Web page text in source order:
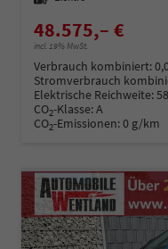
48.575,– €
incl. 19% MwSt.
Verbrauch kombiniert:
Stromverbrauch
Elektrische Reichweite:
CO2-Klasse:A
CO2-Emissionen:0 g/km